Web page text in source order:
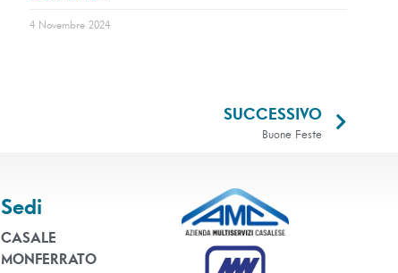
4 Novembre 2024
SUCCESSIVO
Buone Feste
Sedi
CASALE
MONFERRATO